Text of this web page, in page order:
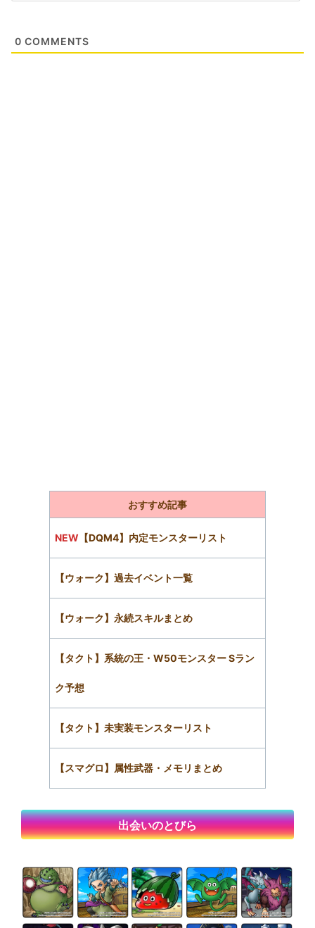
0 COMMENTS
おすすめ記事
NEW 【DQM4】内定モンスターリスト
【ウォーク】過去イベント一覧
【ウォーク】永続スキルまとめ
【タクト】系統の王・W50モンスター Sラン
ク予想
【タクト】未実装モンスターリスト
【スマグロ】属性武器・メモリまとめ
出会いのとびら